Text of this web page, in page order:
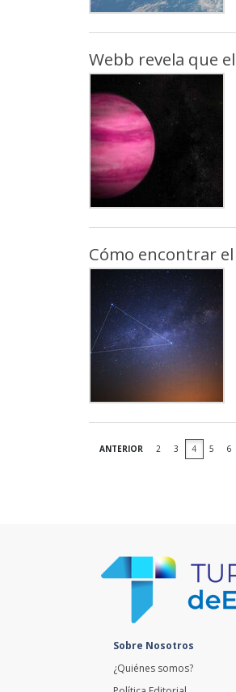
Webb revela que
Cómo encontrar
ANTERIOR 2 3 4 5 6
Sobre Nosotros
¿Quiénes somos?